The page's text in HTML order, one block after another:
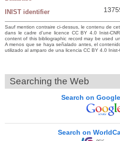
INIST identifier
Sauf mention contraire ci-dessus, le contenu de
dans le cadre d’une licence CC BY 4.0 Inist-
content of this bibliographic record may be used
A menos que se haya señalado antes, el
utilizado al amparo de una licencia CC BY 4.0 Inist-
Searching the Web
Search on
Search on